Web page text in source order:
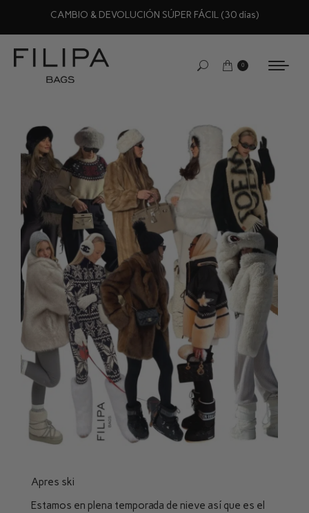
CAMBIO & DEVOLUCIÓN SÚPER FÁCIL (30 días)
0
Apres ski
Estamos en plena temporada de nieve así que es el